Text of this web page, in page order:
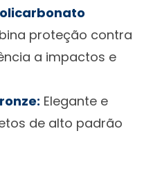
proteção contra
a impactos e
Elegante e
de alto padrão